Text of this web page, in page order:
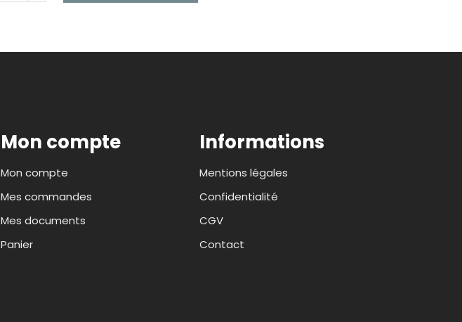
Mon compte
Mon compte
Mes commandes
Mes documents
Panier
Informations
Mentions légales
Confidentialité
CGV
Contact